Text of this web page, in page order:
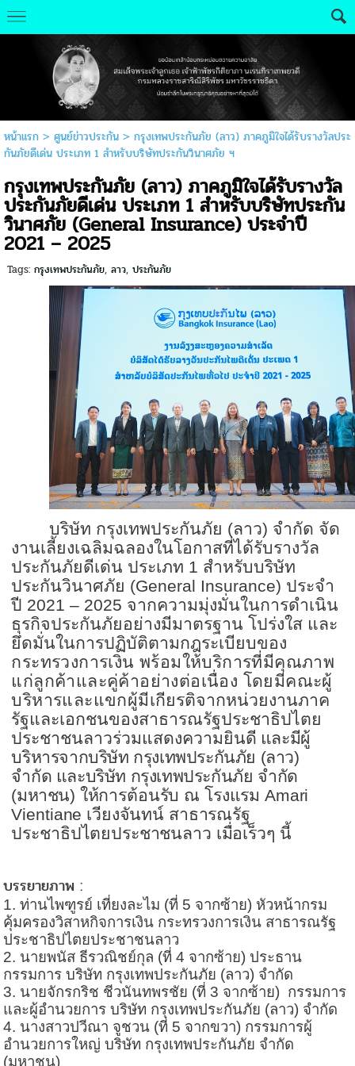
หน้าแรก> ศูนย์ข่าวประกัน> กรุงเทพประกันภัย (ลาว) ภาคภูมิใจได้รับรางวัลประ
กันภัยดีเด่น ประเภท 1 สำหรับบริษัทประกันวินาศภัย ฯ
กรุงเทพประกันภัย (ลาว) ภาคภูมิใจได้รับรางวัล
ประกันภัยดีเด่น ประเภท 1 สำหรับบริษัทประกัน
วินาศภัย (General Insurance) ประจำปี
2021 – 2025
Tags: กรุงเทพประกันภัย, ลาว, ประกันภัย
บริษัท กรุงเทพประกันภัย (ลาว) จำกัด จัด
งานเลี้ยงเฉลิมฉลองในโอกาสที่ได้รับรางวัล
ประกันภัยดีเด่น ประเภท 1 สำหรับบริษัท
ประกันวินาศภัย (General Insurance) ประจำ
ปี 2021 – 2025 จากความมุ่งมั่นในการดำเนิน
ธุรกิจประกันภัยอย่างมีมาตรฐาน โปร่งใส และ
ยึดมั่นในการปฏิบัติตามกฎระเบียบของ
กระทรวงการเงิน พร้อมให้บริการที่มีคุณภาพ
แก่ลูกค้า และคู่ค้าอย่างต่อเนื่อง โดยมีคณะผู้
บริหารและแขกผู้มีเกียรติจากหน่วยงานภาค
รัฐและเอกชนของสาธารณรัฐประชาธิปไตย
ประชาชนลาวร่วมแสดงความยินดี และมีผู้
บริหารจากบริษัท กรุงเทพประกันภัย (ลาว)
จำกัด และบริษัท กรุงเทพประกันภัย จำกัด
(มหาชน) ให้การต้อนรับ ณ โรงแรมAmari
Vientiane เวียงจันทน์ สาธารณรัฐ
ประชาธิปไตยประชาชนลาว เมื่อเร็วๆ นี้
บรรยายภาพ:
1. ท่านไพฑูรย์ เที่ยงละไม (ที่ 5 จากซ้าย) หัวหน้ากรม
คุ้มครองวิสาหกิจการเงิน กระทรวงการเงิน สาธารณรัฐ
ประชาธิปไตยประชาชนลาว
2. นายพนัส ธีรวณิชย์กุล (ที่4 จากซ้าย) ประธาน
กรรมการ บริษัท กรุงเทพประกันภัย (ลาว) จำกัด
3. นายจักรกริช ชีวนันทพรชัย (ที่ 3 จากซ้าย) กรรมการ
และผู้อำนวยการ บริษัท กรุงเทพประกันภัย (ลาว) จำกัด
4. นางสาวปวีณา จูชวน (ที่ 5 จากขวา) กรรมการผู้
อำนวยการใหญ่ บริษัท กรุงเทพประกันภัย จำกัด
(มหาชน)